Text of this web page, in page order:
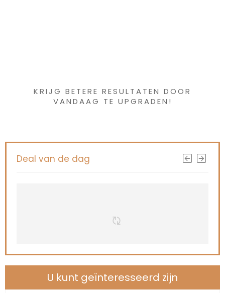
KRIJG BETERE RESULTATEN DOOR
VANDAAG TE UPGRADEN!
Deal van de dag
U kunt geïnteresseerd zijn